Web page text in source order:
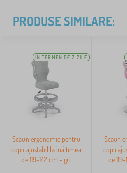
PRODUSE SIMILARE:
ÎN TERMEN DE 7 ZILE
Scaun ergonomic pentru
copii ajustabil la înălțimea
de 119-142 cm - gri
Scaun
copii
de